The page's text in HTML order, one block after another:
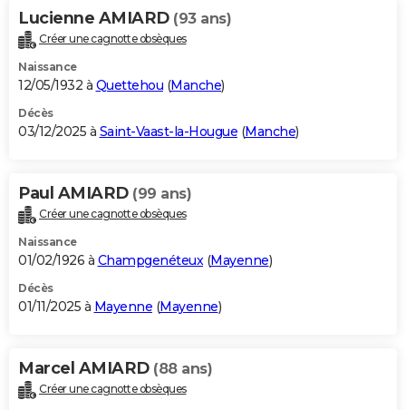
Lucienne AMIARD (93 ans)
Créer une cagnotte obsèques
Naissance
12/05/1932 à Quettehou (Manche)
Décès
03/12/2025 à Saint-Vaast-la-Hougue (Manche)
Paul AMIARD (99 ans)
Créer une cagnotte obsèques
Naissance
01/02/1926 à Champgenéteux(Mayenne)
Décès
01/11/2025 à Mayenne (Mayenne)
Marcel AMIARD (88 ans)
Créer une cagnotte obsèques